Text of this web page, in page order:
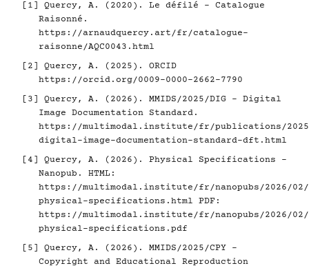
[1]
Quercy, A. (2020). Le défilé - Catalogue
Raisonné.
https://arnaudquercy.art/fr/catalogue-
raisonne/AQC0043.html
[2]
Quercy, A. (2025). ORCID
https://orcid.org/0009-0000-2662-7790
[3]
Quercy, A. (2026). MMIDS/2025/DIG - Digital
Image Documentation Standard.
https://multimodal.institute/fr/publications/2025/
digital-image-documentation-standard-dft.html
[4]
Quercy, A. (2026). Physical Specifications -
Nanopub. HTML:
https://multimodal.institute/fr/nanopubs/2026/02/
physical-specifications.html PDF:
https://multimodal.institute/fr/nanopubs/2026/02/
physical-specifications.pdf
[5]
Quercy, A. (2026). MMIDS/2025/CPY -
Copyright and Educational Reproduction